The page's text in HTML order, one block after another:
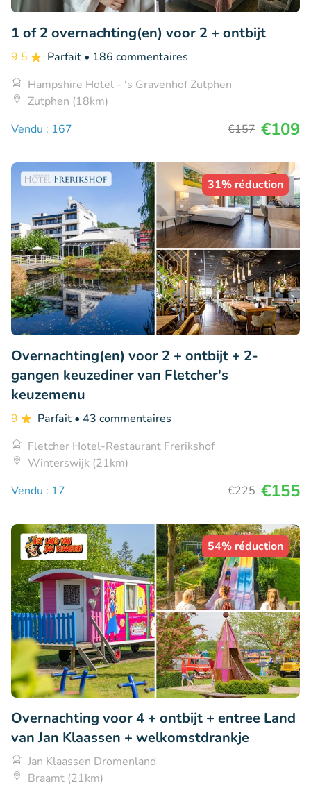
1 of 2 overnachting(en) voor 2 + ontbijt
9.5 Parfait • 186 commentaires
Hampshire Hotel - 's Gravenhof Zutphen
Zutphen (18km)
Vendu : 167
€157 €109
31% réduction
Overnachting(en) voor 2 + ontbijt + 2-
gangen keuzediner van Fletcher's
keuzemenu
9 Parfait • 43 commentaires
Fletcher Hotel-Restaurant Frerikshof
Winterswijk (21km)
Vendu : 17
€225 €155
54% réduction
Overnachting voor 4 + ontbijt + entree Land
van Jan Klaassen + welkomstdrankje
Jan Klaassen Dromenland
Braamt (21km)